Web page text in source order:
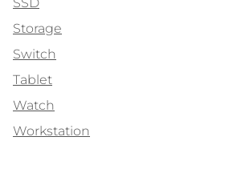
Storage
Switch
Tablet
Watch
Workstation